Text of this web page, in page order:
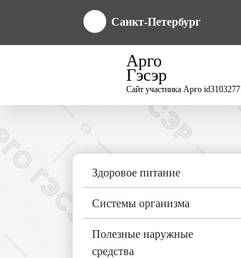
Санкт-Петербург
Арго
Гэсэр
Сайт участника Арго id3103277
Здоровое питание
Системы организма
Полезные наружные
средства